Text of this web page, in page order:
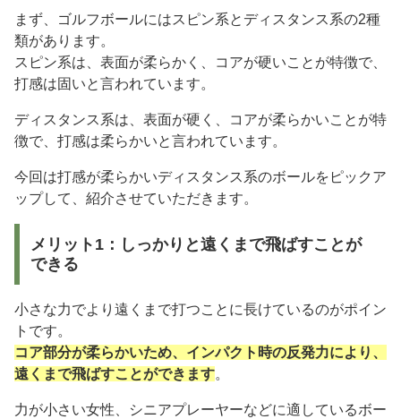
まず、ゴルフボールにはスピン系とディスタンス系の2種
類があります。
スピン系は、表面が柔らかく、コアが硬いことが特徴で、
打感は固いと言われています。
ディスタンス系は、表面が硬く、コアが柔らかいことが特
徴で、打感は柔らかいと言われています。
今回は打感が柔らかいディスタンス系のボールをピックア
ップして、紹介させていただきます。
メリット1：しっかりと遠くまで飛ばすことが
できる
小さな力でより遠くまで打つことに長けているのがポイン
トです。
コア部分が柔らかいため、インパクト時の反発力により、
遠くまで飛ばすことができます。
力が小さい女性、シニアプレーヤーなどに適しているボー